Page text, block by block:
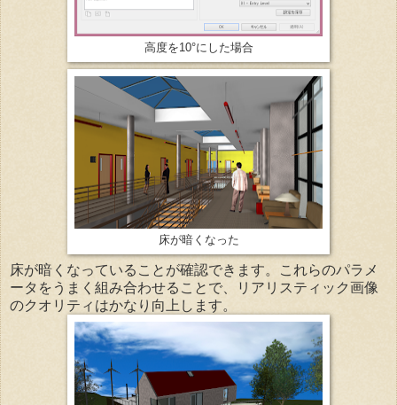
高度を10°にした場合
床が暗くなった
床が暗くなっていることが確認できます。これらのパラメ
ータをうまく組み合わせることで、リアリスティック画像
のクオリティはかなり向上します。